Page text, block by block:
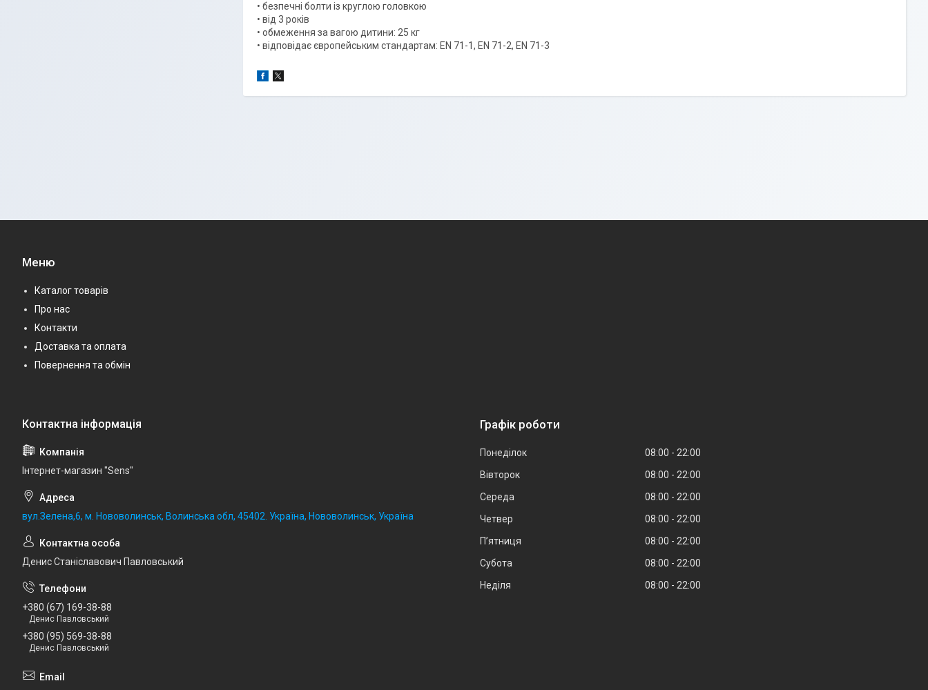
• безпечні болти із круглою головкою
• від 3 років
• обмеження за вагою дитини: 25 кг
• відповідає європейським стандартам: EN 71-1, EN 71-2, EN 71-3
Меню
Каталог товарів
Про нас
Контакти
Доставка та оплата
Повернення та обмін
Iнтернет-магазин "Sens"
вул.Зелена,6, м. Нововолинськ, Волинська обл, 45402. Україна, Нововолинськ, Україна
Денис Станіславович Павловський
+380 (67) 169-38-88
Денис Павловський
+380 (95) 569-38-88
Денис Павловський
Графік роботи
Понеділок 08:00
22:00
Вівторок
08:00
22:00
Середа
08:00
22:00
Четвер
08:00
22:00
Пʼятниця
08:00
22:00
Субота
08:00
22:00
Неділя
08:00 22:00